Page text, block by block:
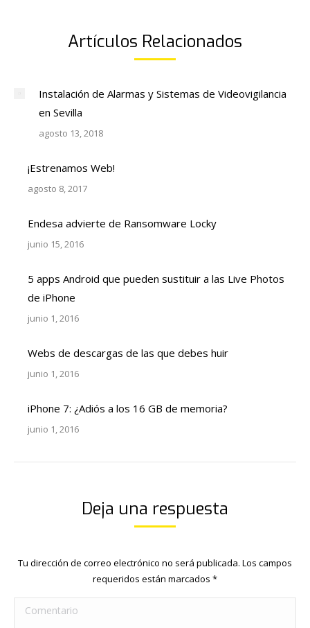
Artículos Relacionados
Instalación de Alarmas y Sistemas de Videovigilancia
en Sevilla
agosto 13, 2018
¡Estrenamos Web!
agosto 8, 2017
Endesa advierte de Ransomware Locky
junio 15, 2016
5 apps Android que pueden sustituir a las Live Photos
de iPhone
junio 1, 2016
Webs de descargas de las que debes huir
junio 1, 2016
iPhone 7: ¿Adiós a los 16 GB de memoria?
junio 1, 2016
Deja una respuesta
Tu dirección de correo electrónico no será publicada. Los campos
requeridos están marcados *
Comentario